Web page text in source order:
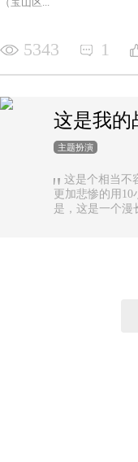
5343 1
这是我的
主题扮演
这是个相当不
更加悲惨的用
是，这是一个漫